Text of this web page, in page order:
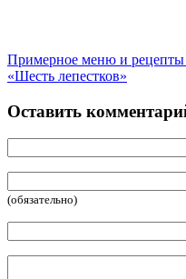
Примерное меню и
«Шесть лепестков»
Оставить
(обязательно)